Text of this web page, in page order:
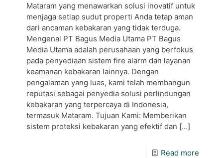
Mataram yang menawarkan solusi inovatif untuk
menjaga setiap sudut properti Anda tetap aman
dari ancaman kebakaran yang tidak terduga.
Mengenal PT Bagus Media Utama PT Bagus
Media Utama adalah perusahaan yang berfokus
pada penyediaan sistem fire alarm dan layanan
keamanan kebakaran lainnya. Dengan
pengalaman yang luas, kami telah membangun
reputasi sebagai penyedia solusi perlindungan
kebakaran yang terpercaya di Indonesia,
termasuk Mataram. Tujuan Kami: Memberikan
sistem proteksi kebakaran yang efektif dan […]
Read more